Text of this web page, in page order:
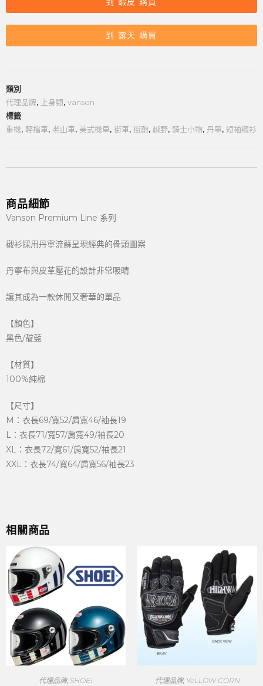
到 露天 購買
類別
代理品牌, 上身類, vanson
標籤
重機, 輕檔車, 老山車, 美式機車, 街車, 街跑, 越野, 騎士小物, 丹寧, 短袖襯衫
商品細節
Vanson Premium Line 系列
襯衫採用丹寧流蘇呈現經典的骨頭圖案
丹寧布與皮革壓花的設計非常吸睛
讓其成為一款休閒又奢華的單品
【顏色】
黑色/靛藍
【材質】
100%純棉
【尺寸】
M：衣長69/寬52/肩寬46/袖長19
L：衣長71/寬57/肩寬49/袖長20
XL：衣長72/寬61/肩寬52/袖長21
XXL：衣長74/寬64/肩寬56/袖長23
相關商品
代理品牌, SHOEI 代理品牌, YeLLOW CORN